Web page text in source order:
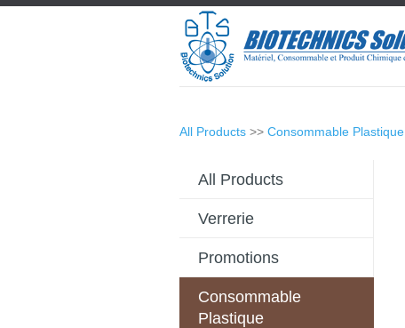
All Products >> Consommable Plastique
All Products
Verrerie
Promotions
Consommable
Plastique